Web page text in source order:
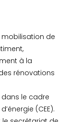
mobilisation de
à la
rénovations
le cadre
(CEE).